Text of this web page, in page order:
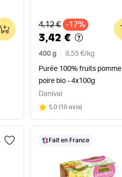
0 Ancien prix
4,12 € -17%
3,42 €
400 g 8,55 €/kg
Purée 100% fruits pomme
poire bio - 4x100g
Danival
Note
5.0 sur 5
(10 avis)
Fait en France